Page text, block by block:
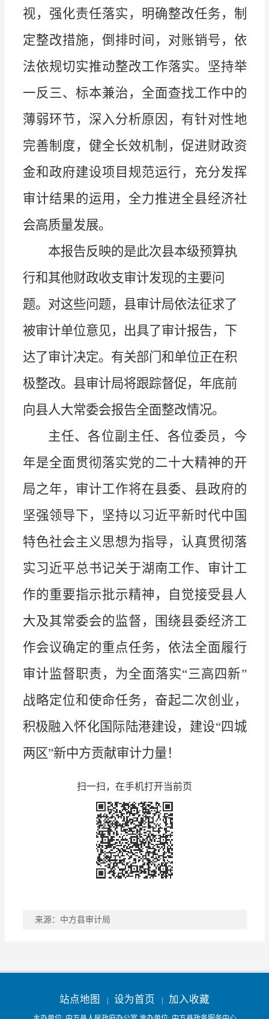
视，强化责任落实，明确整改任务，制
定整改措施，倒排时间，对账销号，依
法依规切实推动整改工作落实。坚持举
一反三、标本兼治，全面查找工作中的
薄弱环节，深入分析原因，有针对性地
完善制度，健全长效机制，促进财政资
金和政府建设项目规范运行，充分发挥
审计结果的运用，全力推进全县经济社
会高质量发展。
本报告反映的是此次县本级预算执
行和其他财政收支审计发现的主要问
题。对这些问题，县审计局依法征求了
被审计单位意见，出具了审计报告，下
达了审计决定。有关部门和单位正在积
极整改。县审计局将跟踪督促，年底前
向县人大常委会报告全面整改情况。
主任、各位副主任、各位委员， 今
年是全面贯彻落实党的二十大精神的开
局之年，审计工作将在县委、县政府的
坚强领导下，坚持以习近平新时代中国
特色社会主义思想为指导，认真贯彻落
实习近平总书记关于湖南工作、审计工
作的重要指示批示精神，自觉接受县人
大及其常委会的监督，围绕县委经济工
作会议确定的重点任务，依法全面履行
审计监督职责，为全面落实“三高四新”
战略定位和使命任务，奋起二次创业，
积极融入怀化国际陆港建设，建设“四城
两区”新中方贡献审计力量！
扫一扫，在手机打开当前页
来源：中方县审计局
站点地图 | 设为首页 | 加入收藏